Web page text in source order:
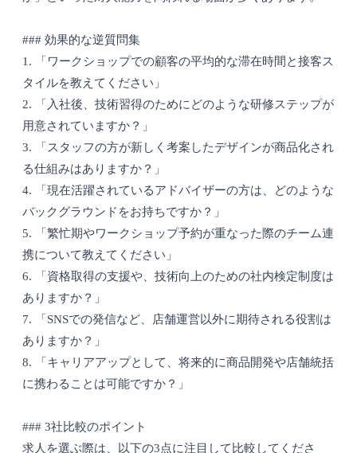
### 効果的な逆質問集
1. 「ワークショップでの顧客の平均的な滞在時間と接客ス
タイルを教えてください」
2. 「入社後、技術習得のためにどのような研修ステップが
用意されていますか？」
3. 「スタッフの方が新しく考案したデザインが商品化され
る仕組みはありますか？」
4. 「現在活躍されているアドバイザーの方は、どのような
バックグラウンドをお持ちですか？」
5. 「繁忙期やワークショップ予約が重なった際のチーム連
携について教えてください」
6. 「資格取得の支援や、技術向上のための社内検定制度は
ありますか？」
7. 「SNSでの発信など、店舗運営以外に期待される役割は
ありますか？」
8. 「キャリアアップとして、将来的に商品開発や店舗統括
に携わることは可能ですか？」
### 3社比較のポイント
求人を選ぶ際は、以下の3点に注目して比較してくださ